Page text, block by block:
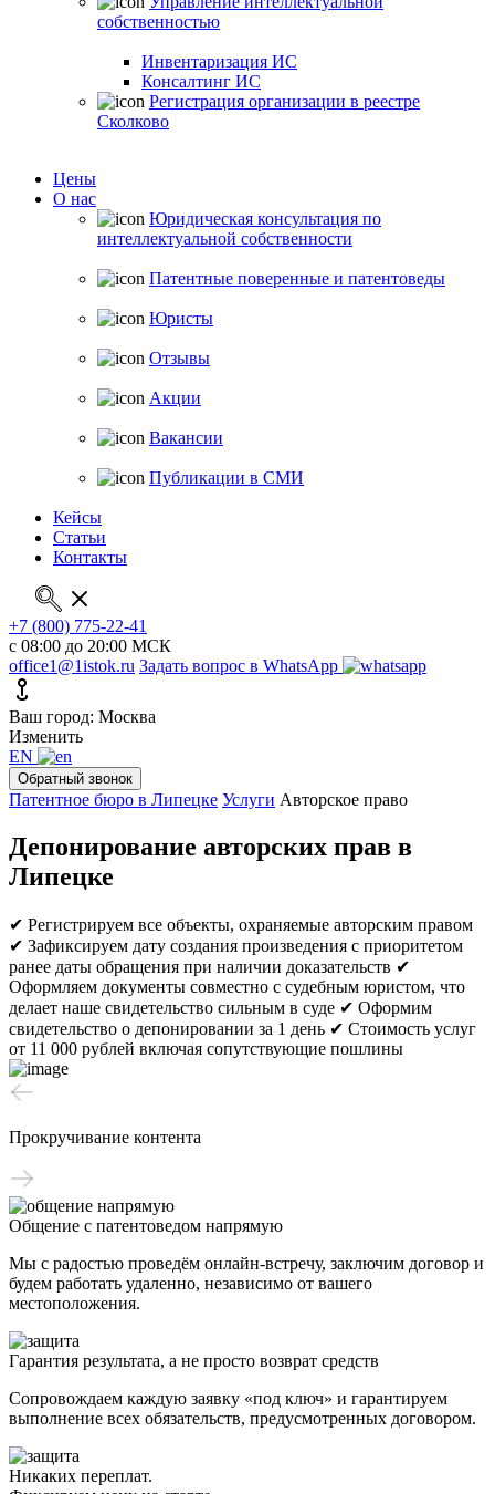
собственностью
Инвентаризация ИС
Консалтинг ИС
Регистрация организации в реестре
Сколково
Цены
О нас
Юридическая консультация по
интеллектуальной собственности
Патентные поверенные и патентоведы
Юристы
Отзывы
Акции
Вакансии
Публикации в СМИ
Кейсы
Статьи
Контакты
+7 (800) 775-22-41
с 08:00 до 20:00 МСК
office1@1istok.ru Задать вопрос в WhatsApp
Ваш город: Москва
Изменить
EN
Обратный звонок
Патентное бюро в Липецке Услуги Авторское право
Депонирование авторских прав в
Липецке
✔ Регистрируем все объекты, охраняемые авторским правом
✔ Зафиксируем дату создания произведения с приоритетом
ранее даты обращения при наличии доказательств ✔
Оформляем документы совместно с судебным юристом, что
делает наше свидетельство сильным в суде ✔ Оформим
свидетельство о депонировании за 1 день ✔ Стоимость услуг
от 11 000 рублей включая сопутствующие пошлины
Прокручивание контента
Общение с патентоведом напрямую
Мы с радостью проведём онлайн-встречу, заключим договор и
будем работать удаленно, независимо от вашего
местоположения.
Гарантия результата, а не просто возврат средств
Сопровождаем каждую заявку «под ключ» и гарантируем
выполнение всех обязательств, предусмотренных договором.
Никаких переплат.